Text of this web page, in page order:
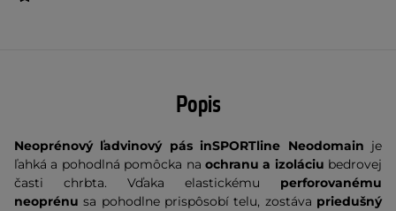
Popis
Neoprénový ľadvinový pás inSPORTline Neodomain je
ľahká a pohodlná pomôcka na ochranu a izoláciu bedrovej
časti chrbta. Vďaka elastickému perforovanému
neoprénu sa pohodlne prispôsobí telu, zostáva priedušný